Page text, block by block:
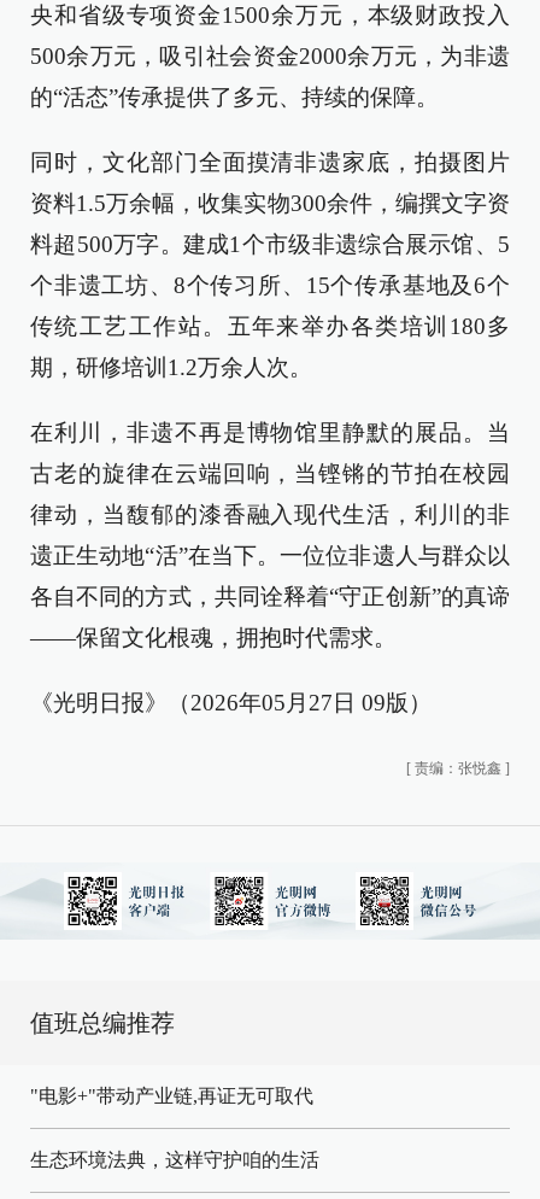
央和省级专项资金1500余万元，本级财政投入
500余万元，吸引社会资金2000余万元，为非遗
的“活态”传承提供了多元、持续的保障。
同时，文化部门全面摸清非遗家底，拍摄图片
资料1.5万余幅，收集实物300余件，编撰文字资
料超500万字。建成1个市级非遗综合展示馆、5
个非遗工坊、8个传习所、15个传承基地及6个
传统工艺工作站。五年来举办各类培训180多
期，研修培训1.2万余人次。
在利川，非遗不再是博物馆里静默的展品。当
古老的旋律在云端回响，当铿锵的节拍在校园
律动，当馥郁的漆香融入现代生活，利川的非
遗正生动地“活”在当下。一位位非遗人与群众以
各自不同的方式，共同诠释着“守正创新”的真谛
——保留文化根魂，拥抱时代需求。
《光明日报》（2026年05月27日 09版）
[ 责编：张悦鑫 ]
值班总编推荐
"电影+"带动产业链,再证无可取代
生态环境法典，这样守护咱的生活